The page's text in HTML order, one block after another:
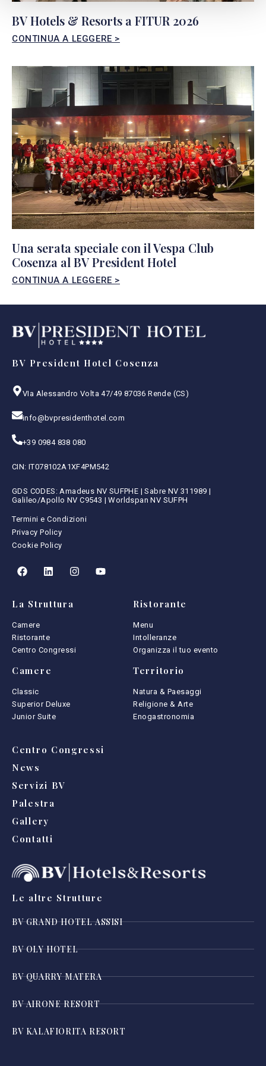
BV Hotels & Resorts a FITUR 2026
CONTINUA A LEGGERE >
Una serata speciale con il Vespa Club
Cosenza al BV President Hotel
CONTINUA A LEGGERE >
BV President Hotel Cosenza
VIa Alessandro Volta 47/49 87036 Rende (CS)
info@bvpresidenthotel.com
+39 0984 838 080
CIN: IT078102A1XF4PM542
GDS CODES: Amadeus NV SUFPHE | Sabre NV 311989 |
Galileo/Apollo NV C9543 | Worldspan NV SUFPH
Termini e Condizioni
Privacy Policy
Cookie Policy
La Struttura
Camere
Ristorante
Centro Congressi
Camere
Classic
Superior Deluxe
Junior Suite
Ristorante
Menu
Intolleranze
Organizza il tuo evento
Territorio
Natura & Paesaggi
Religione & Arte
Enogastronomia
Centro Congressi
News
Servizi BV
Palestra
Gallery
Contatti
Le altre Strutture
BV GRAND HOTEL ASSISI
BV OLY HOTEL
BV QUARRY MATERA
BV AIRONE RESORT
BV KALAFIORITA RESORT